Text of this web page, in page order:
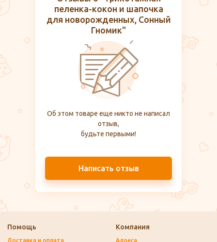
пеленка-кокон и шапочка
для новорожденных, Сонный
Гномик"
Об этом товаре еще никто не написал
отзыв,
будьте первыми!
Написать отзыв
Помощь
Доставка и оплата
Компания
Адреса